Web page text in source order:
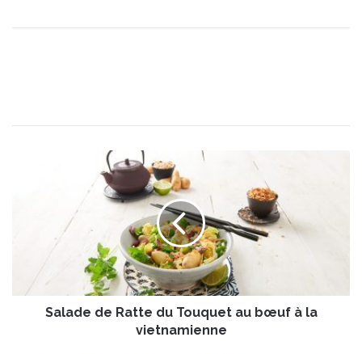
R
Salade de Ratte du Touquet au bœuf à la
vietnamienne